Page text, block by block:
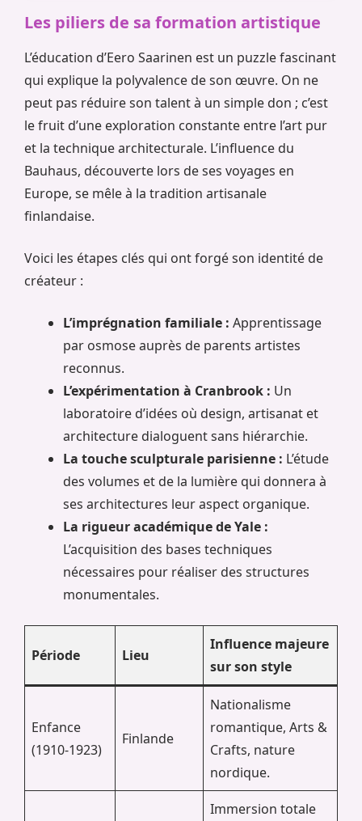
Les piliers de sa formation artistique
L’éducation d’Eero Saarinen est un puzzle fascinant
qui explique la polyvalence de son œuvre. On ne
peut pas réduire son talent à un simple don ; c’est
le fruit d’une exploration constante entre l’art pur
et la technique architecturale. L’influence du
Bauhaus, découverte lors de ses voyages en
Europe, se mêle à la tradition artisanale
finlandaise.
Voici les étapes clés qui ont forgé son identité de
créateur :
L’imprégnation familiale : Apprentissage
par osmose auprès de parents artistes
reconnus.
L’expérimentation à Cranbrook : Un
laboratoire d’idées où design, artisanat et
architecture dialoguent sans hiérarchie.
La touche sculpturale parisienne : L’étude
des volumes et de la lumière qui donnera à
ses architectures leur aspect organique.
La rigueur académique de Yale :
L’acquisition des bases techniques
nécessaires pour réaliser des structures
monumentales.
Période Lieu
Influence majeure
sur son style
Enfance
(1910-1923)
Finlande
Nationalisme
romantique, Arts &
Crafts, nature
nordique.
Immersion totale